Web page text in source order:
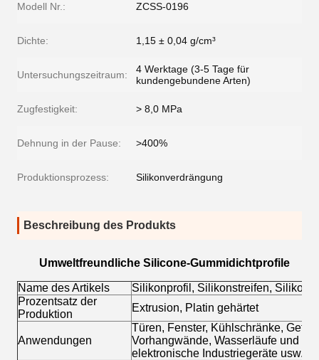
Modell Nr.: ZCSS-0196
Dichte: 1,15 ± 0,04 g/cm³
Untersuchungszeitraum:
4 Werktage (3-5 Tage für
kundengebundene Arten)
Zugfestigkeit: > 8,0 MPa
Dehnung in der Pause: >400%
Produktionsprozess: Silikonverdrängung
Beschreibung des Produkts
Umweltfreundliche Silicone-Gummidichtprofile
Name des Artikels
Silikonprofil, Silikonstreifen,
Prozentsatz der
Produktion
Extrusion, Platin gehärtet
Anwendungen
Türen, Fenster, Kühlschränke,
Vorhangwände, Wasserläufe und
elektronische Industriegeräte usw.